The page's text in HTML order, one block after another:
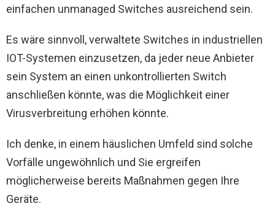
einfachen unmanaged Switches ausreichend sein.
Es wäre sinnvoll, verwaltete Switches in industriellen
IOT-Systemen einzusetzen, da jeder neue Anbieter
sein System an einen unkontrollierten Switch
anschließen könnte, was die Möglichkeit einer
Virusverbreitung erhöhen könnte.
Ich denke, in einem häuslichen Umfeld sind solche
Vorfälle ungewöhnlich und Sie ergreifen
möglicherweise bereits Maßnahmen gegen Ihre
Geräte.